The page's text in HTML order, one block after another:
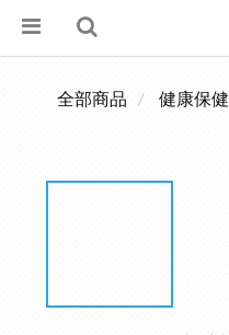
全部商品 健康保健